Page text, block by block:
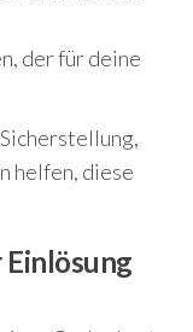
der für deine
helfen, diese
Einlösung